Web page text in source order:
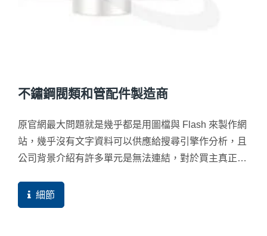
不鏽鋼閥類和管配件製造商
原官網最大問題就是幾乎都是用圖檔與 Flash 來製作網
站，幾乎沒有文字資料可以供應給搜尋引擎作分析，且
公司背景介紹有許多單元是無法連結，對於買主真正要
競爭激烈的產頁中，很難查詢到品質這件事。
細節